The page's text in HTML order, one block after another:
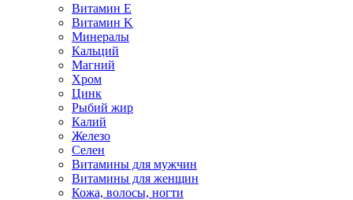
Витамин E
Витамин K
Минералы
Кальций
Магний
Хром
Цинк
Рыбий жир
Калий
Железо
Селен
Витамины для мужчин
Витамины для женщин
Кожа, волосы, ногти